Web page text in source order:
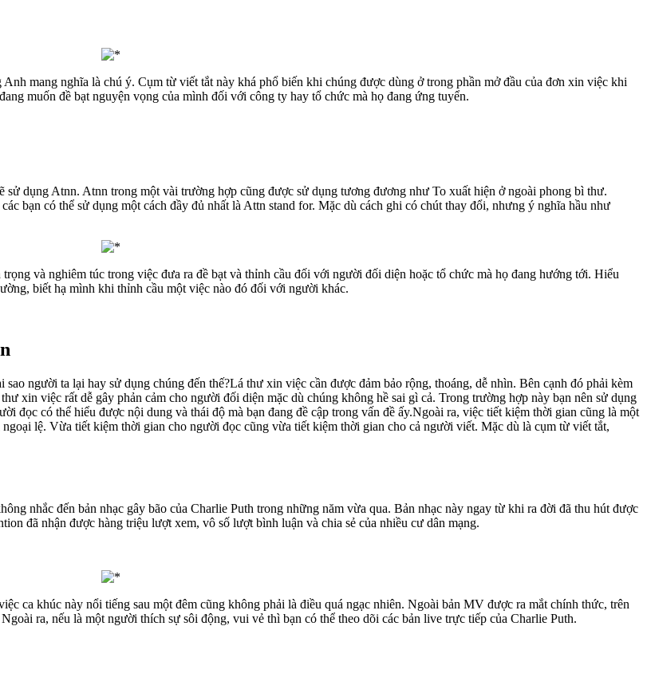
mang nghĩa là chú ý. Cụm từ viết tắt này khá phổ biến khi chúng được dùng ở trong phần mở đầu của đơn xin việc khi
muốn đề bạt nguyện vọng của mình đối với công ty hay tổ chức mà họ đang ứng tuyển.
dụng Atnn. Atnn trong một vài trường hợp cũng được sử dụng tương đương như To xuất hiện ở ngoài phong bì thư.
bạn có thể sử dụng một cách đầy đủ nhất là Attn stand for. Mặc dù cách ghi có chút thay đổi, nhưng ý nghĩa hầu như
và nghiêm túc trong việc đưa ra đề bạt và thỉnh cầu đối với người đối diện hoặc tổ chức mà họ đang hướng tới. Hiểu
biết hạ mình khi thỉnh cầu một việc nào đó đối với người khác.
người ta lại hay sử dụng chúng đến thế?Lá thư xin việc cần được đảm bảo rộng, thoáng, dễ nhìn. Bên cạnh đó phải kèm
xin việc rất dễ gây phản cảm cho người đối diện mặc dù chúng không hề sai gì cả. Trong trường hợp này bạn nên sử dụng
đọc có thể hiểu được nội dung và thái độ mà bạn đang đề cập trong vấn đề ấy.Ngoài ra, việc tiết kiệm thời gian cũng là một
lệ. Vừa tiết kiệm thời gian cho người đọc cũng vừa tiết kiệm thời gian cho cả người viết. Mặc dù là cụm từ viết tắt,
nhắc đến bản nhạc gây bão của Charlie Puth trong những năm vừa qua. Bản nhạc này ngay từ khi ra đời đã thu hút được
đã nhận được hàng triệu lượt xem, vô số lượt bình luận và chia sẻ của nhiều cư dân mạng.
ca khúc này nổi tiếng sau một đêm cũng không phải là điều quá ngạc nhiên. Ngoài bản MV được ra mắt chính thức, trên
ra, nếu là một người thích sự sôi động, vui vẻ thì bạn có thể theo dõi các bản live trực tiếp của Charlie Puth.